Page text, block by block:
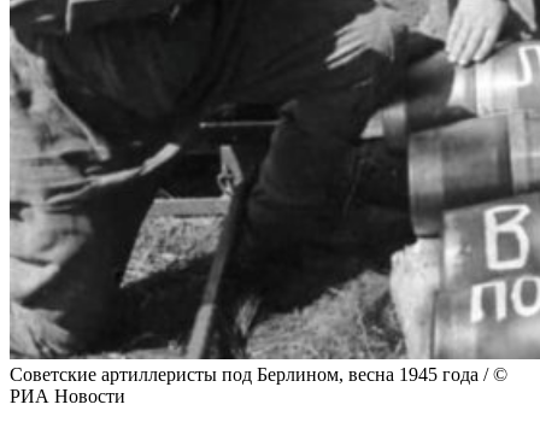
Советские артиллеристы под Берлином, весна 1945 года / ©
РИА Новости